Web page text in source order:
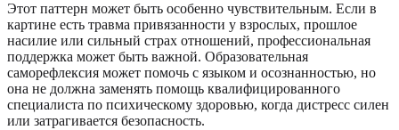
Этот паттерн может быть особенно чувствительным. Если в
картине есть травма привязанности у взрослых, прошлое
насилие или сильный страх отношений, профессиональная
поддержка может быть важной. Образовательная
саморефлексия может помочь с языком и осознанностью, но
она не должна заменять помощь квалифицированного
специалиста по психическому здоровью, когда дистресс силен
или затрагивается безопасность.